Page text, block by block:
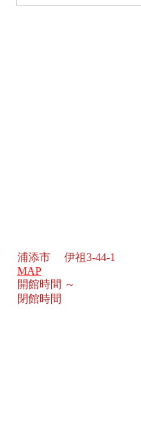
浦添市 伊祖3-44-1
MAP
開館時間 ～
閉館時間